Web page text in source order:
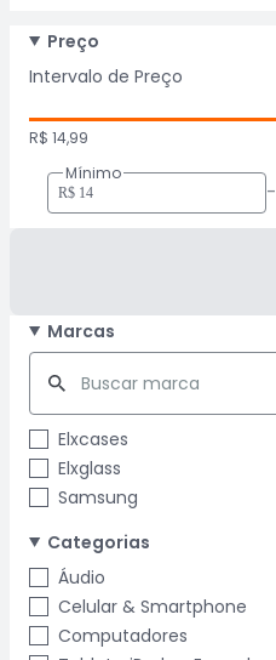
Preço
Intervalo de Preço
R$ 14,99
Mínimo
-
Marcas
Elxcases
Elxglass
Samsung
Categorias
Áudio
Celular & Smartphone
Computadores